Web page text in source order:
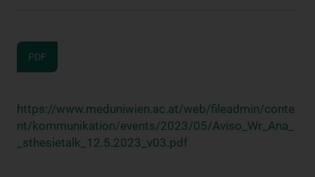
PDF
https://www.meduniwien.ac.at/web/fileadmin/conte
nt/kommunikation/events/2023/05/Aviso_Wr_Ana_
_sthesietalk_12.5.2023_v03.pdf